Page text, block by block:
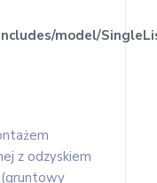
model/
z odzyskiem
(gruntowy